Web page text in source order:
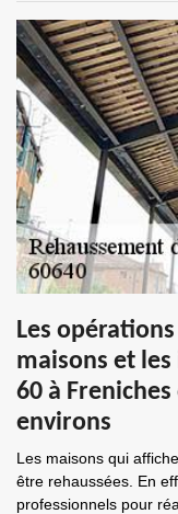
Les
maisons et
60 à
environs
Les maisons qui
être rehaussées. En
professionnels pour